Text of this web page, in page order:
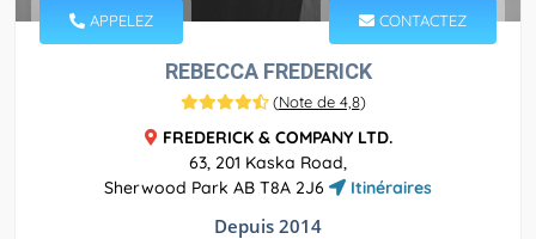
APPELEZ CONTACTEZ
REBECCA FREDERICK
(Note de 4,8)
FREDERICK & COMPANY LTD.
63, 201 Kaska Road,
Sherwood Park AB T8A 2J6
Itinéraires
Depuis 2014